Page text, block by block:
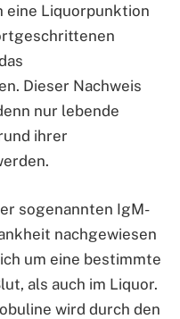
eine Liquorpunktion
Dieser Nachweis
nur lebende
ihrer
sogenannten IgM-
nachgewiesen
um eine bestimmte
als auch im Liquor.
wird durch den